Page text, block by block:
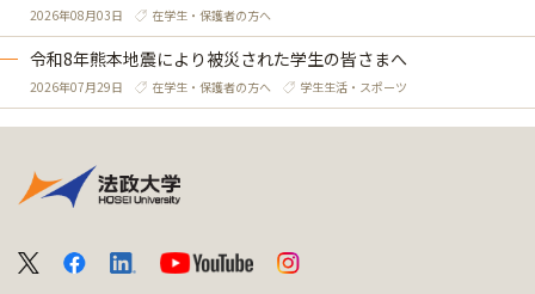
2026年08月03日 在学生・保護者の方へ
令和8年熊本地震により被災された学生の皆さまへ
2026年07月29日 在学生・保護者の方へ 学生生活・スポーツ